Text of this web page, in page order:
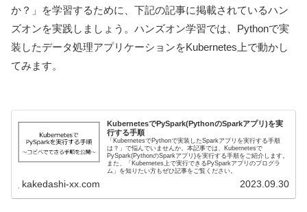
か？」を学習するために、下記の記事に掲載されているハン
ズオンを実践しましょう。ハンズオン学習では、Pythonで実
装したデータ処理アプリケーションをKubernetes上で動かし
てみます。
KubernetesでPySpark(PythonのSparkアプリ)を実
行する手順
「KubernetesでPythonで実装したSparkアプリを実行する手順
は？」で悩んでいませんか。本記事では、Kubernetesで
PySpark(PythonのSparkアプリ)を実行する手順をご紹介します。
また、「Kubernetes上で実行できるPySparkアプリのプログラ
ム」を知りたい方もぜひ記事をご覧ください。
kakedashi-xx.com 2023.09.30